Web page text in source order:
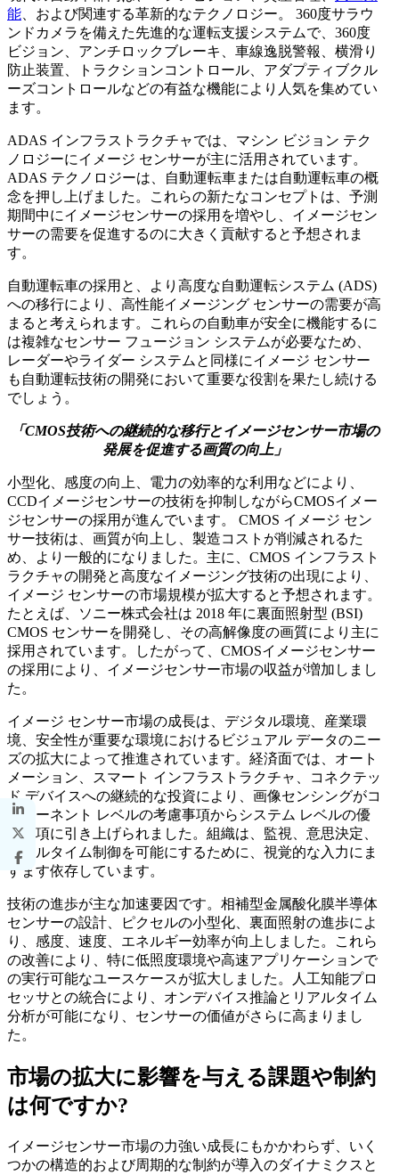
能、および関連する革新的なテクノロジー。 360度サラウ
ンドカメラを備えた先進的な運転支援システムで、360度
ビジョン、アンチロックブレーキ、車線逸脱警報、横滑り
防止装置、トラクションコントロール、アダプティブクル
ーズコントロールなどの有益な機能により人気を集めてい
ます。
ADAS インフラストラクチャでは、マシン ビジョン テク
ノロジーにイメージ センサーが主に活用されています。
ADAS テクノロジーは、自動運転車または自動運転車の概
念を押し上げました。これらの新たなコンセプトは、予測
期間中にイメージセンサーの採用を増やし、イメージセン
サーの需要を促進するのに大きく貢献すると予想されま
す。
自動運転車の採用と、より高度な自動運転システム (ADS)
への移行により、高性能イメージング センサーの需要が高
まると考えられます。これらの自動車が安全に機能するに
は複雑なセンサー フュージョン システムが必要なため、
レーダーやライダー システムと同様にイメージ センサー
も自動運転技術の開発において重要な役割を果たし続ける
でしょう。
「CMOS技術への継続的な移行とイメージセンサー市場の
発展を促進する画質の向上」
小型化、感度の向上、電力の効率的な利用などにより、
CCDイメージセンサーの技術を抑制しながらCMOSイメー
ジセンサーの採用が進んでいます。 CMOS イメージ セン
サー技術は、画質が向上し、製造コストが削減されるた
め、より一般的になりました。主に、CMOS インフラスト
ラクチャの開発と高度なイメージング技術の出現により、
イメージ センサーの市場規模が拡大すると予想されます。
たとえば、ソニー株式会社は 2018 年に裏面照射型 (BSI)
CMOS センサーを開発し、その高解像度の画質により主に
採用されています。したがって、CMOSイメージセンサー
の採用により、イメージセンサー市場の収益が増加しまし
た。
イメージ センサー市場の成長は、デジタル環境、産業環
境、安全性が重要な環境におけるビジュアル データのニー
ズの拡大によって推進されています。経済面では、オート
メーション、スマート インフラストラクチャ、コネクテッ
ド デバイスへの継続的な投資により、画像センシングがコ
ンポーネント レベルの考慮事項からシステム レベルの優
先事項に引き上げられました。組織は、監視、意思決定、
リアルタイム制御を可能にするために、視覚的な入力にま
すます依存しています。
技術の進歩が主な加速要因です。相補型金属酸化膜半導体
センサーの設計、ピクセルの小型化、裏面照射の進歩によ
り、感度、速度、エネルギー効率が向上しました。これら
の改善により、特に低照度環境や高速アプリケーションで
の実行可能なユースケースが拡大しました。人工知能プロ
セッサとの統合により、オンデバイス推論とリアルタイム
分析が可能になり、センサーの価値がさらに高まりまし
た。
市場の拡大に影響を与える課題や制約
は何ですか?
イメージセンサー市場の力強い成長にもかかわらず、いく
つかの構造的および周期的な制約が導入のダイナミクスと